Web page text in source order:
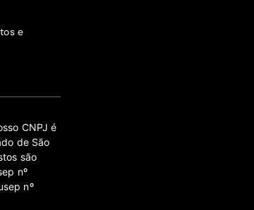
e
CNPJ é
de São
são
nº
nº